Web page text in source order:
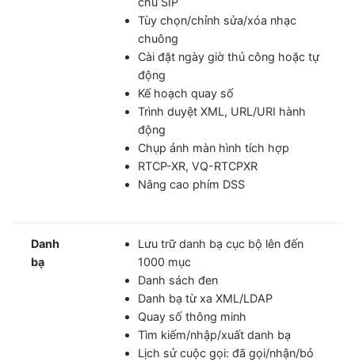
Tùy chọn/chỉnh sửa/xóa nhạc
chuông
Cài đặt ngày giờ thủ công hoặc tự
động
Kế hoạch quay số
Trình duyệt XML, URL/URI hành
động
Chụp ảnh màn hình tích hợp
RTCP-XR, VQ-RTCPXR
Nâng cao phím DSS
Danh
bạ
Lưu trữ danh bạ cục bộ lên đến
1000 mục
Danh sách đen
Danh bạ từ xa XML/LDAP
Quay số thông minh
Tìm kiếm/nhập/xuất danh bạ
Lịch sử cuộc gọi: đã gọi/nhận/bỏ